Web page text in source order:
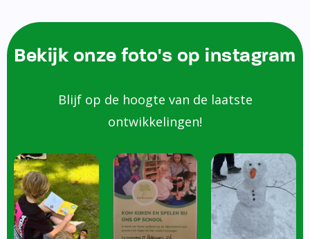
Bekijk onze foto's op instagram
Blijf op de hoogte van de laatste
ontwikkelingen!